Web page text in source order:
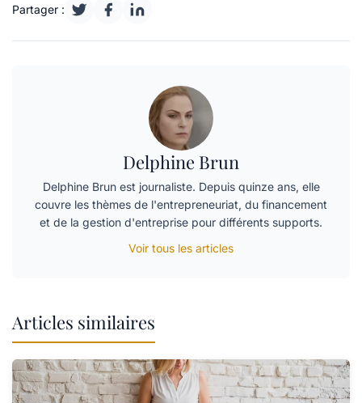
Partager :
Delphine Brun
Delphine Brun est journaliste. Depuis quinze ans, elle
couvre les thèmes de l'entrepreneuriat, du financement
et de la gestion d'entreprise pour différents supports.
Voir tous les articles
Articles similaires